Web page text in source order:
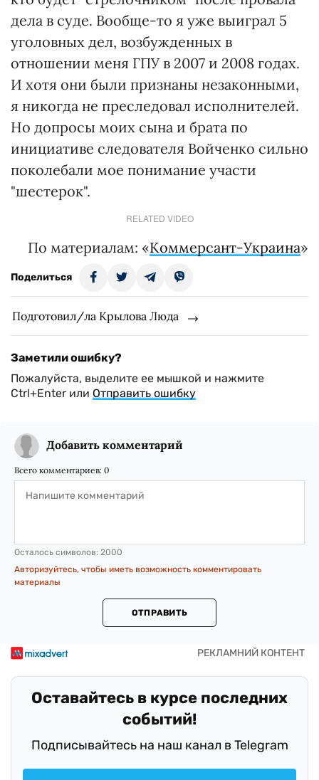
дела в суде. Вообще-то я уже выиграл 5
уголовных дел, возбужденных в
отношении меня ГПУ в 2007 и 2008 годах.
И хотя они были признаны незаконными,
я никогда не преследовал исполнителей.
Но допросы моих сына и брата по
инициативе следователя Войченко сильно
поколебали мое понимание участи
"шестерок".
RELATED VIDEO
По материалам: «Коммерсант-Украина»
Поделиться
Подготовил/ла Крылова Люда
Заметили ошибку?
Пожалуйста, выделите ее мышкой и нажмите
Ctrl+Enter или Отправить ошибку
Добавить комментарий
Всего комментариев: 0
Осталось символов: 2000
Авторизуйтесь, чтобы иметь возможность комментировать
материалы
ОТПРАВИТЬ
Оставайтесь в курсе последних
событий!
Подписывайтесь на наш канал в Telegram